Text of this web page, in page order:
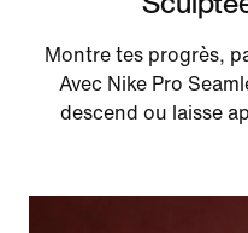
Montre tes progrès,
Avec Nike Pro
descend ou laisse